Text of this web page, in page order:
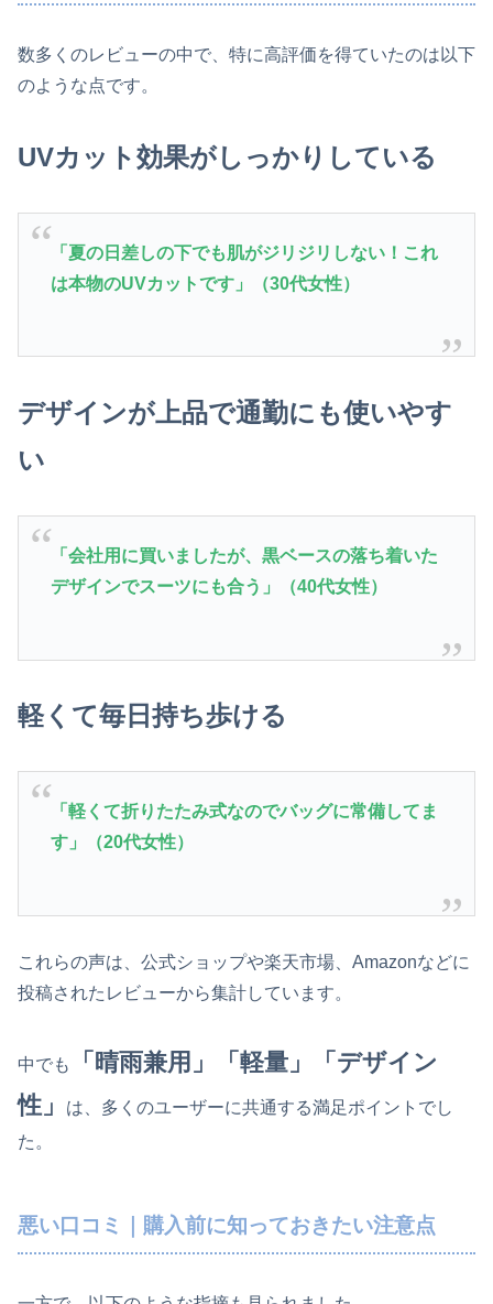
数多くのレビューの中で、特に高評価を得ていたのは以下
のような点です。
UVカット効果がしっかりしている
「夏の日差しの下でも肌がジリジリしない！これ
は本物のUVカットです」（30代女性）
デザインが上品で通勤にも使いやす
い
「会社用に買いましたが、黒ベースの落ち着いた
デザインでスーツにも合う」（40代女性）
軽くて毎日持ち歩ける
「軽くて折りたたみ式なのでバッグに常備してま
す」（20代女性）
これらの声は、公式ショップや楽天市場、Amazonなどに
投稿されたレビューから集計しています。
中でも
「晴雨兼用」「軽量」「デザイン
性」
は、多くのユーザーに共通する満足ポイントでし
た。
悪い口コミ｜購入前に知っておきたい注意点